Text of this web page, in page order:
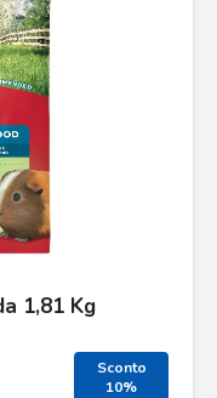
1,81 Kg
Sconto
10%